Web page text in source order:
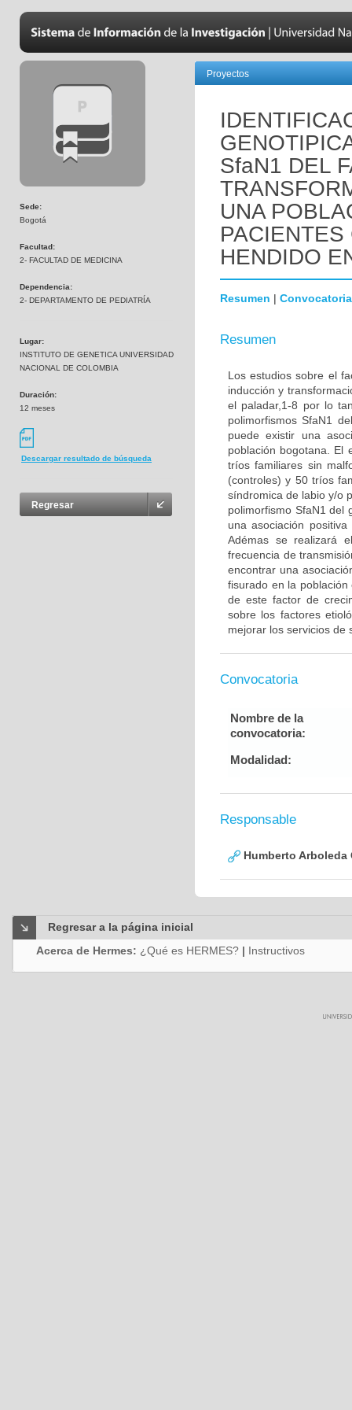
Sede:
Bogotá
Facultad:
2- FACULTAD DE MEDICINA
Dependencia:
2- DEPARTAMENTO DE PEDIATRÍA
Lugar:
INSTITUTO DE GENETICA UNIVERSIDAD
NACIONAL DE COLOMBIA
Duración:
12 meses
Descargar resultado de búsqueda
Regresar
Proyectos
SfaN1 DEL
UNA
HENDIDO
Resumen | Convocatoria
Resumen
Los estudios sobre el
inducción y
el paladar,1-8 por lo
polimorfismos SfaN1
puede existir una
población bogotana. El
tríos familiares sin
(controles) y 50 tríos
síndromica de labio y/o
polimorfismo SfaN1 del
una asociación
Adémas se realizará
frecuencia de
encontrar una
fisurado en la
de este factor de
sobre los factores
mejorar los servicios de
Convocatoria
Nombre de la
convocatoria:
Modalidad:
Responsable
Humberto Arboleda
Regresar a la página inicial
Acerca de Hermes: ¿Qué es HERMES? | Instructivos